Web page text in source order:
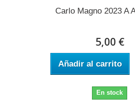
Carlo Magno 2023 A
5,00 €
Añadir al carrito
En stock